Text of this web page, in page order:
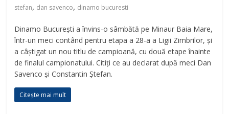
d
stefan, dan savenco, dinamo bucuresti
Dinamo București a învins-o sâmbătă pe Minaur Baia Mare,
într-un meci contând pentru etapa a 28-a a Ligii Zimbrilor, și
a câștigat un nou titlu de campioană, cu două etape înainte
de finalul campionatului. Citiți ce au declarat după meci Dan
Savenco și Constantin Ștefan.
Citește mai mult